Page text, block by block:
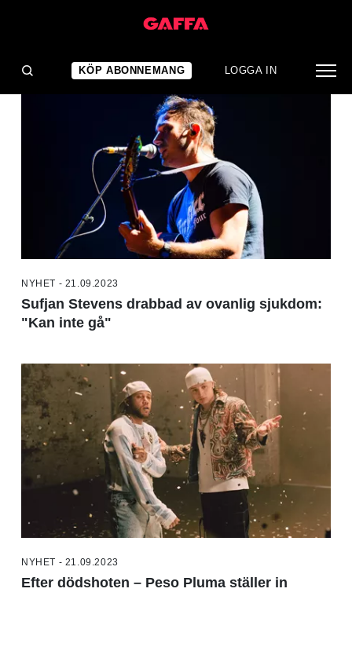
KÖP ABONNEMANG LOGGA IN
NYHET - 21.09.2023
Sufjan Stevens drabbad av ovanlig sjukdom:
"Kan inte gå"
NYHET - 21.09.2023
Efter dödshoten – Peso Pluma ställer in